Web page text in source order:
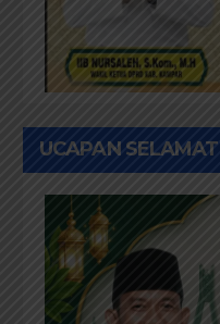
UCAPAN